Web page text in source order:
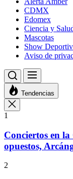
CDMX
Edomex
Ciencia y
Mascotas
Show
Aviso de
Tendencias
1
Conciertos en
opuestos,
2